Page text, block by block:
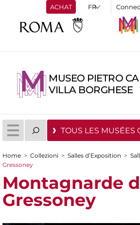
ACHAT
MUSEO PIETRO
VILLA BORGHESE
TOUS LES MUSÉES
You are here
Home > Collezioni > Salles d’Exposition >
Gressoney
Montagnarde
Gressoney